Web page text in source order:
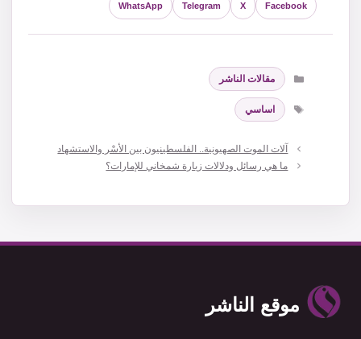
Facebook
X
Telegram
WhatsApp
التصنيفات
مقالات الناشر
الوسوم
اساسي
آلات الموت الصهيونية.. الفلسطينيون بين الأسْر والاستشهاد
ما هي رسائل ودلالات زيارة شمخاني للإمارات؟
موقع الناشر